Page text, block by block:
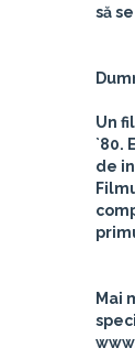
să
Un
`80.
de
Mai